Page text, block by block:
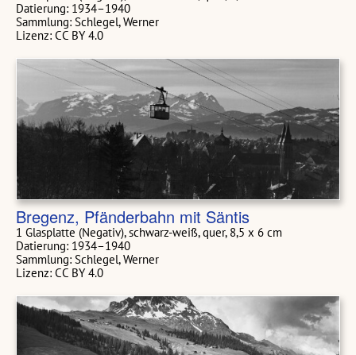
Datierung: 1934–1940
Sammlung: Schlegel, Werner
Lizenz: CC BY 4.0
Bregenz, Pfänderbahn mit Säntis
1 Glasplatte (Negativ), schwarz-weiß, quer, 8,5 x 6 cm
Datierung: 1934–1940
Sammlung: Schlegel, Werner
Lizenz: CC BY 4.0